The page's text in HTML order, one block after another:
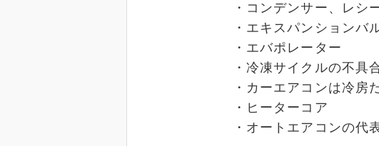
・コンデンサー、レシー
・エキスパンションバ
・エバポレーター
・冷凍サイクルの不具
・カーエアコンは冷房だ
・ヒーターコア
・オートエアコンの代